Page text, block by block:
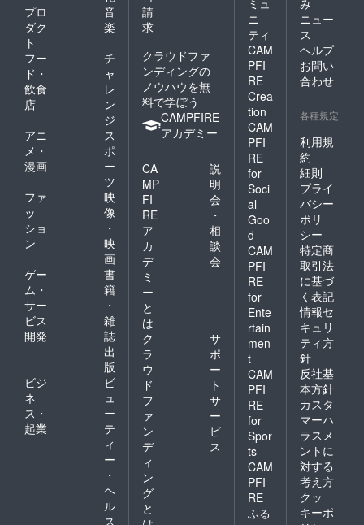
プロ
ダク
ト
音
楽
フー
ド・
飲食
店
チ
ャ
レ
ン
ジ
アニ
メ・
漫画
ス
ポ
ー
ツ
ファ
ッ
ショ
ン
映
像
・
映
画
ゲー
ム・
サー
ビス
開発
書
籍
・
雑
誌
出
版
ビジ
ネ
ス・
起業
ビ
ュ
ー
テ
ィ
ー
・
ヘ
ル
ス
請
求
クラウドファ
ンディングの
ノウハウを無
料で学ぼう
CAMPFIRE
アカデミー
CA
MP
FI
RE
ア
カ
デ
ミ
ー
と
は
説
明
会
・
相
談
会
ク
ラ
ウ
ド
フ
ァ
ン
デ
ィ
ン
グ
と
サ
ポ
ー
ト
サ
ー
ビ
ス
ミュ
ニ
ティ
CAM
PFI
RE
Crea
tion
CAM
PFI
RE
for
Soci
al
Goo
d
CAM
PFI
RE
for
Ente
rtain
men
t
CAM
PFI
RE
for
Spor
ts
CAM
PFI
RE
ふる
み
ニュー
ス
ヘルプ
お問い
合わせ
各種規定
利用規
約
細則
プライ
バシー
ポリ
シー
特定商
取引法
に基づ
く表記
情報セ
キュリ
ティ方
針
反社基
本方針
カスタ
マーハ
ラスメ
ントに
対する
考え方
クッ
キーポ